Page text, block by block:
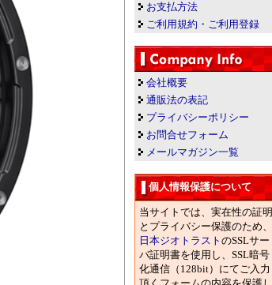
お支払方法
ご利用規約・ご利用登録
会社概要
通販法の表記
プライバシーポリシー
お問合せフォーム
メールマガジン一覧
個人情報保護について
当サイトでは、実在性の証明
とプライバシー保護のため、
日本ジオトラスト のSSLサー
バ証明書を使用し、SSL暗号
化通信（128bit）にてご入力